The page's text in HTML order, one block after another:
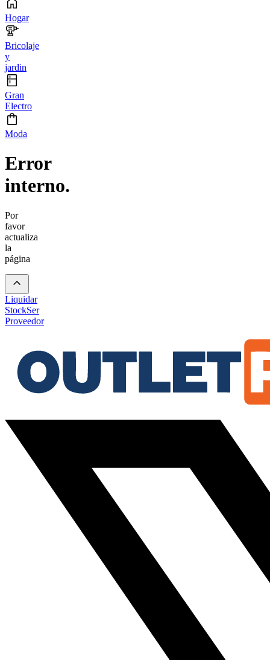
Hogar
Bricolaje
y
jardin
Gran
Electro
Moda
Error
interno.
Por
favor
actualiza
la
página
Liquidar
StockSer
Proveedor